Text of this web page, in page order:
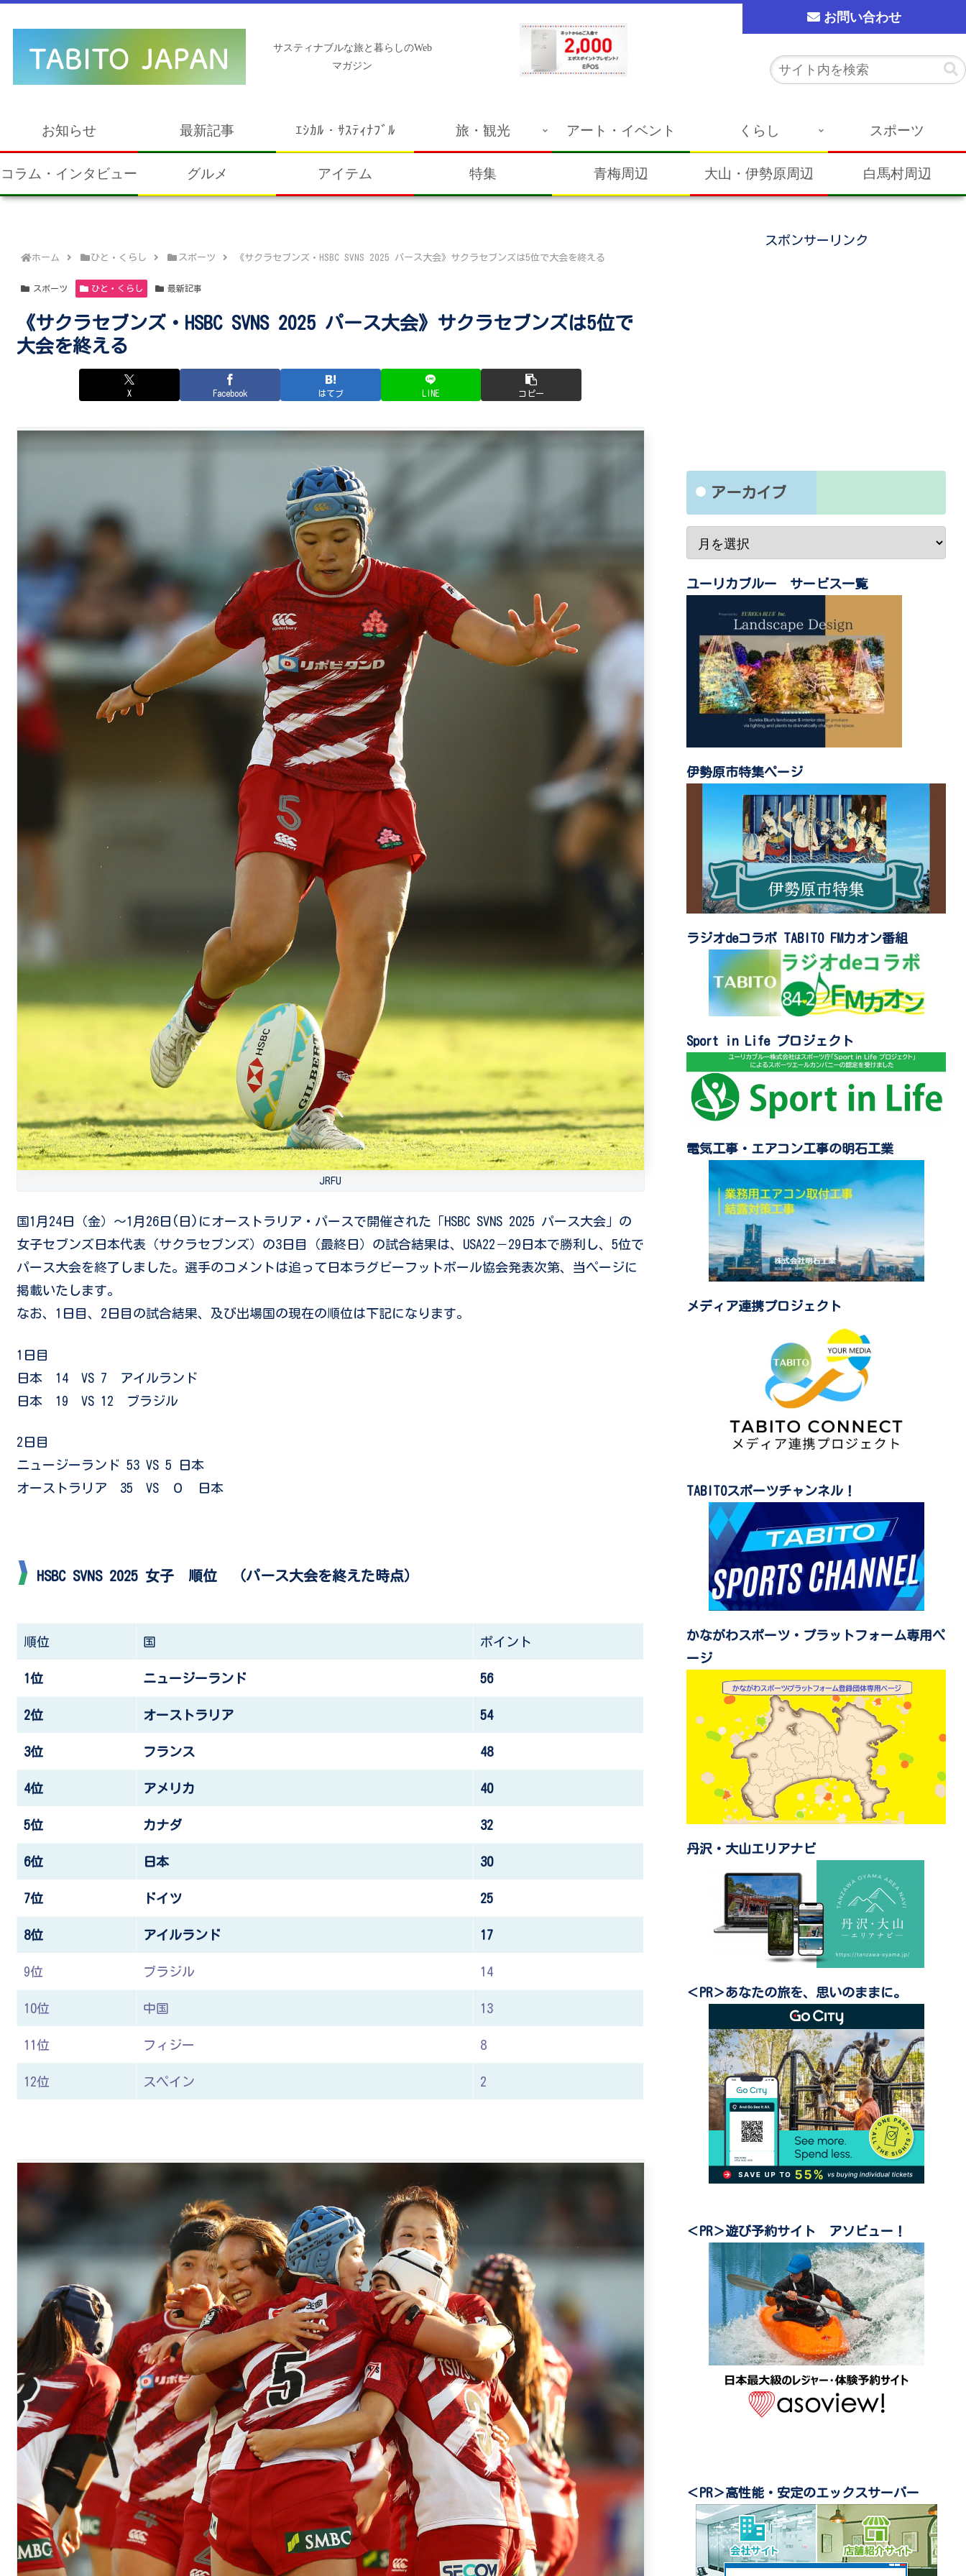
サスティナブルな旅と暮らしのWeb
マガジン
お問い合わせ
お知らせ 最新記事 ｴｼｶﾙ・ｻｽﾃｨﾅﾌﾞﾙ 旅・観光 アート・イベント くらし スポーツ
コラム・インタビュー グルメ アイテム 特集 青梅周辺 大山・伊勢原周辺 白馬村周辺
ホーム ひと・くらし スポーツ 《サクラセブンズ・HSBC SVNS 2025 パース大会》サクラセブンズは5位で大会を終える
スポーツ ひと・くらし 最新記事
《サクラセブンズ・HSBC SVNS 2025 パース大会》サクラセブンズは5位で
大会を終える
X Facebook はてブ LINE コピー
JRFU
国1月24日（金）～1月26日(日)にオーストラリア・パースで開催された「HSBC SVNS 2025 パース大会」の
女子セブンズ日本代表（サクラセブンズ）の3日目（最終日）の試合結果は、USA22－29日本で勝利し、5位で
パース大会を終了しました。選手のコメントは追って日本ラグビーフットボール協会発表次第、当ページに
掲載いたします。
なお、1日目、2日目の試合結果、及び出場国の現在の順位は下記になります。
1日目
日本 14 VS 7 アイルランド
日本 19 VS 12 ブラジル
2日目
ニュージーランド 53 VS 5 日本
オーストラリア 35 VS ０ 日本
HSBC SVNS 2025 女子 順位 （パース大会を終えた時点）
順位 国 ポイント
1位 ニュージーランド 56
2位 オーストラリア 54
3位 フランス 48
4位 アメリカ 40
5位 カナダ 32
6位 日本 30
7位 ドイツ 25
8位 アイルランド 17
9位 ブラジル 14
10位 中国 13
11位 フィジー 8
12位 スペイン 2
スポンサーリンク
アーカイブ
ユーリカブルー サービス一覧
伊勢原市特集ページ
ラジオdeコラボ TABITO FMカオン番組
Sport in Life プロジェクト
電気工事・エアコン工事の明石工業
メディア連携プロジェクト
TABITOスポーツチャンネル！
かながわスポーツ・プラットフォーム専用ペ
ージ
丹沢・大山エリアナビ
＜PR＞あなたの旅を、思いのままに。
＜PR＞遊び予約サイト アソビュー！
＜PR＞高性能・安定のエックスサーバー